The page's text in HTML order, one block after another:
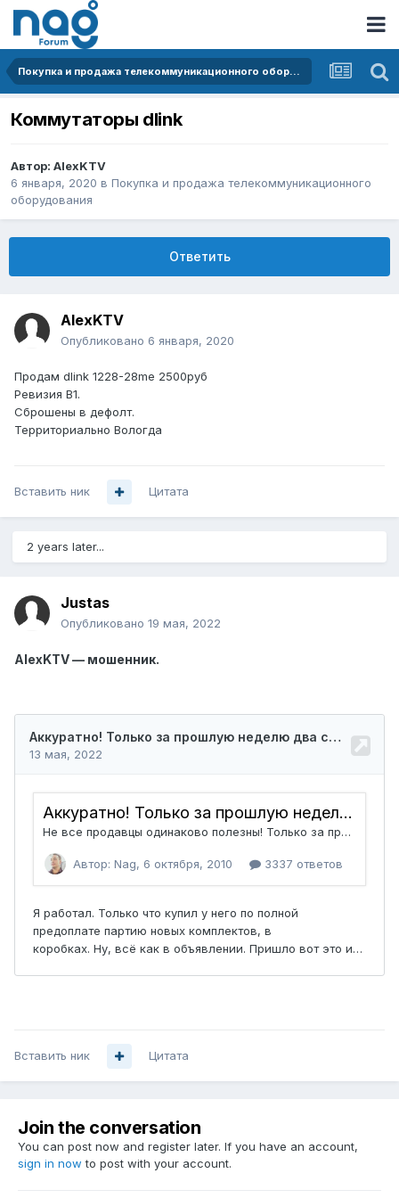
Покупка и продажа телекоммуникационного оборудования
Коммутаторы dlink
Автор: AlexKTV
6 января, 2020 в Покупка и продажа телекоммуникационного
оборудования
Ответить
AlexKTV
Опубликовано 6 января, 2020
Продам dlink 1228-28me 2500руб
Ревизия B1.
Сброшены в дефолт.
Территориально Вологда
Вставить ник Цитата
2 years later...
Justas
Опубликовано 19 мая, 2022
AlexKTV — мошенник.
Вставить ник Цитата
Join the conversation
You can post now and register later. If you have an account,
sign in now to post with your account.